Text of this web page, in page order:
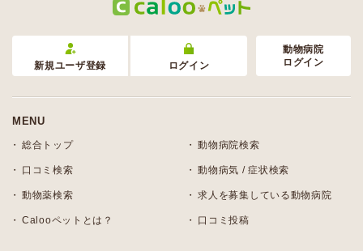
新規ユーザ登録 ログイン
動物病院
ログイン
MENU
総合トップ 動物病院検索
口コミ検索 動物病気 / 症状検索
動物薬検索 求人を募集している動物病院
Calooペットとは？ 口コミ投稿